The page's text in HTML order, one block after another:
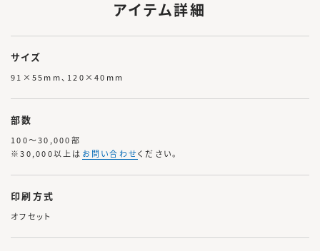
アイテム詳細
サイズ
91×55mm、120×40mm
部数
100～30,000部
※30,000以上は お問い合わせください。
印刷方式
オフセット